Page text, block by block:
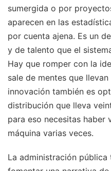
sumergida o por
aparecen en las
por cuenta ajena. Es un
y de talento que el
Hay que romper con la
sale de mentes que
innovación también es
distribución que lleva
para eso necesitas haber
máquina varias veces.
La administración